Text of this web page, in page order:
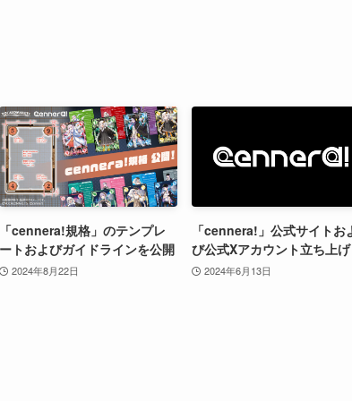
「cennera!規格」のテンプレ
ートおよびガイドラインを公開
2024年8月22日
「cennera!」公式サイトお
び公式Xアカウント立ち上げ
2024年6月13日